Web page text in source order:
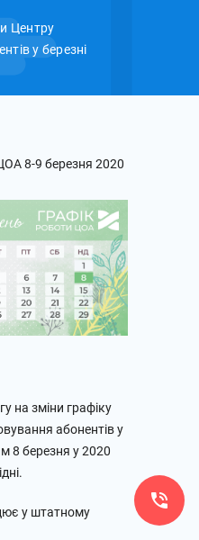
Центру
у березні
8-9 березня 2020
на зміни графіку
абонентів у
8 березня у 2020
у штатному